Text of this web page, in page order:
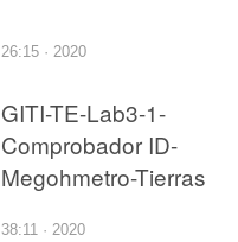
26:15 · 2020
GITI-TE-Lab3-1-
Comprobador ID-
Megohmetro-Tierras
38:11 · 2020